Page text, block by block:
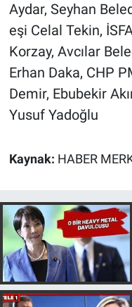
Aydar, Seyhan
eşi Celal Tekin,
Korzay, Avcılar
Erhan Daka, CHP
Demir, Ebubekir
Yusuf Yadoğlu
Kaynak: HABER